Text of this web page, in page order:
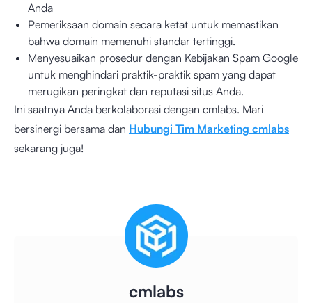
Anda
Pemeriksaan domain secara ketat untuk memastikan
bahwa domain memenuhi standar tertinggi.
Menyesuaikan prosedur dengan Kebijakan Spam Google
untuk menghindari praktik-praktik spam yang dapat
merugikan peringkat dan reputasi situs Anda.
Ini saatnya Anda berkolaborasi dengan cmlabs. Mari
bersinergi bersama dan Hubungi Tim Marketing cmlabs
sekarang juga!
cmlabs